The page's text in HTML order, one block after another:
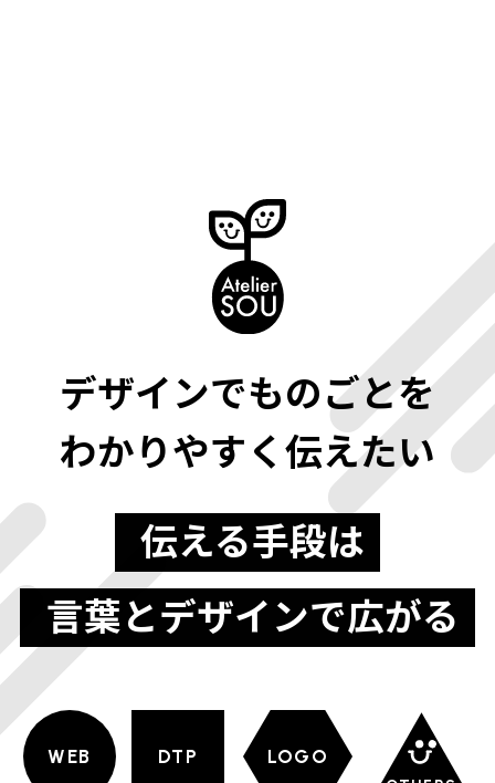
デザインでものごとを
わかりやすく伝えたい
伝える手段は
言葉とデザインで広がる
WEB DTP LOGO